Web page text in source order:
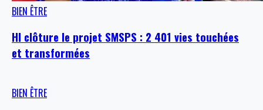
BIEN ÊTRE
HI clôture le projet SMSPS : 2 401 vies touchées
et transformées
BIEN ÊTRE